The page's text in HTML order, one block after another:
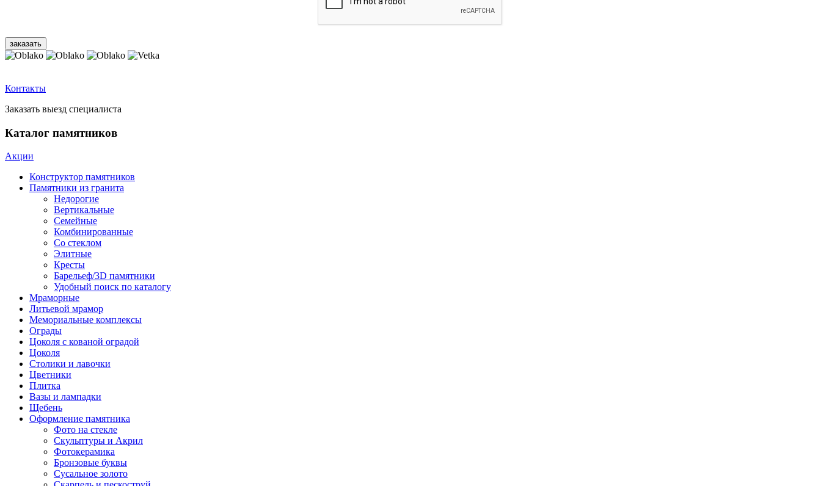
Контакты
Заказать выезд специалиста
Каталог памятников
Акции
Конструктор памятников
Памятники из гранита
Недорогие
Вертикальные
Семейные
Комбинированные
Со стеклом
Элитные
Кресты
Барельеф/3D памятники
Удобный поиск по каталогу
Мраморные
Литьевой мрамор
Мемориальные комплексы
Ограды
Цоколя с кованой оградой
Цоколя
Столики и лавочки
Цветники
Плитка
Вазы и лампадки
Щебень
Оформление памятника
Фото на стекле
Скульптуры и Акрил
Фотокерамика
Бронзовые буквы
Сусальное золото